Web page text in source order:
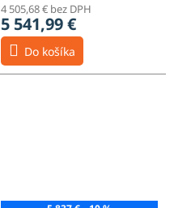
4 505,68 € bez DPH
5 541,99 €
Do košíka